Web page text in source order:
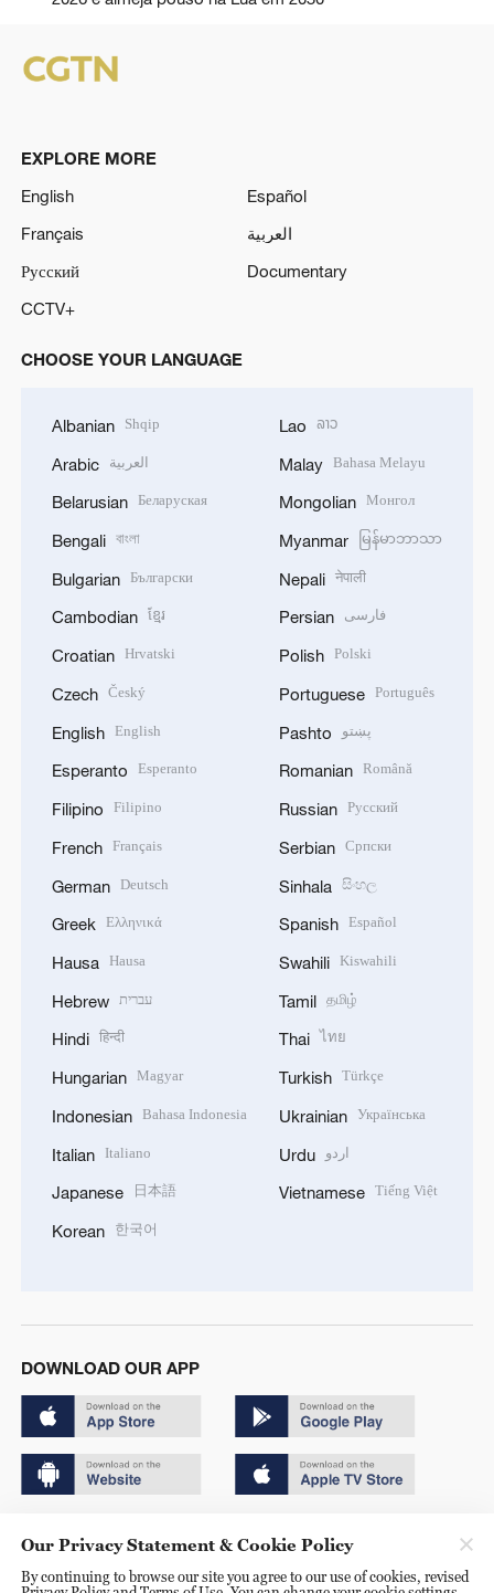
EXPLORE MORE
English
Español
Français
العربية
Русский
Documentary
CCTV+
CHOOSE YOUR LANGUAGE
Albanian Shqip
Arabic العربية
Belarusian Беларуская
Bengali বাংলা
Bulgarian Български
Cambodian ខ្មែរ
Croatian Hrvatski
Czech Český
English English
Esperanto Esperanto
Filipino Filipino
French Français
German Deutsch
Greek Ελληνικά
Hausa Hausa
Hebrew עברית
Hindi हिन्दी
Hungarian Magyar
Indonesian Bahasa Indonesia
Italian Italiano
Japanese 日本語
Korean 한국어
Lao ລາວ
Malay Bahasa Melayu
Mongolian Монгол
Myanmar မြန်မာဘာသာ
Nepali नेपाली
Persian فارسی
Polish Polski
Portuguese Português
Pashto پښتو
Romanian Română
Russian Русский
Serbian Српски
Sinhala සිංහල
Spanish Español
Swahili Kiswahili
Tamil தமிழ்
Thai ไทย
Turkish Türkçe
Ukrainian Українська
Urdu اردو
Vietnamese Tiếng Việt
DOWNLOAD OUR APP
京ICP备20000184号
Our Privacy Statement & Cookie Policy
By continuing to browse our site you agree to our use of cookies, revised